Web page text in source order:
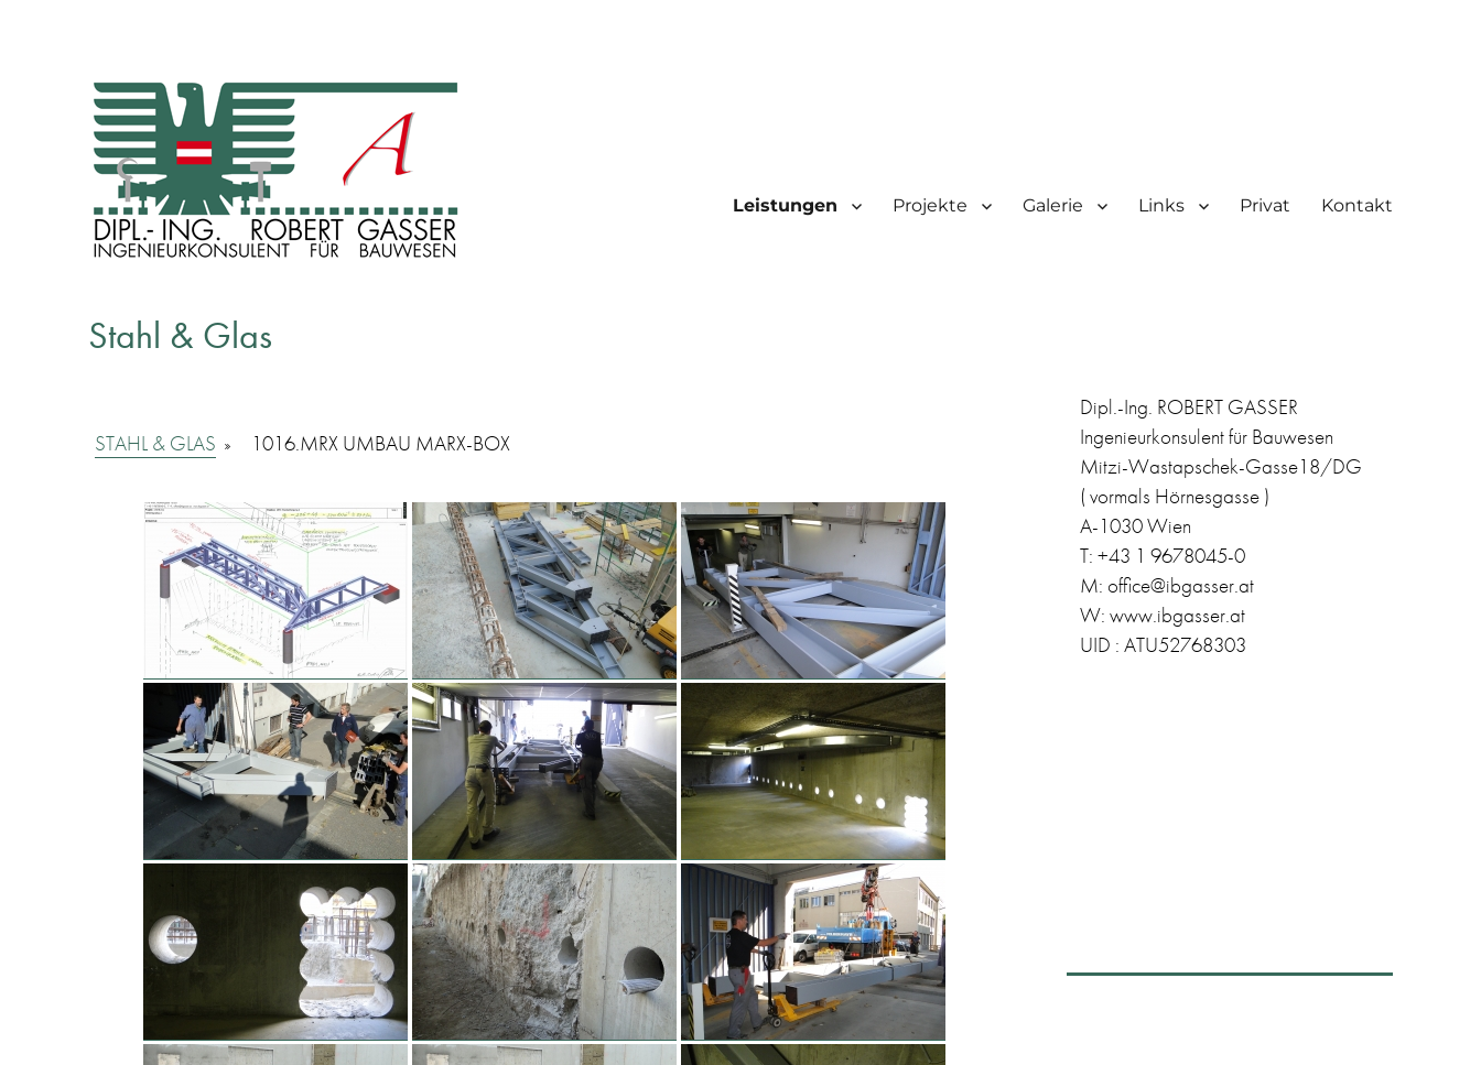
Leistungen Projekte Galerie Links Privat Kontakt
Stahl & Glas
STAHL & GLAS » 1016.MRX UMBAU MARX-BOX
Dipl.-Ing. ROBERT GASSER
Ingenieurkonsulent für Bauwesen
Mitzi-Wastapschek-Gasse18/DG
( vormals Hörnesgasse )
A-1030 Wien
T: +43 1 9678045-0
M: office@ibgasser.at
W: www.ibgasser.at
UID : ATU52768303